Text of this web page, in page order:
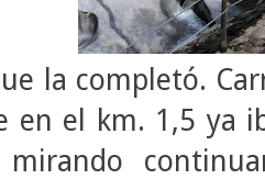
la completó.
en el km. 1,5 ya